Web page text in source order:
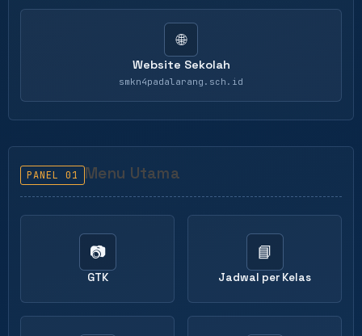
🌐
Website Sekolah
smkn4padalarang.sch.id
PANEL 01 Menu Utama
📷
GTK
📘
Jadwal per Kelas